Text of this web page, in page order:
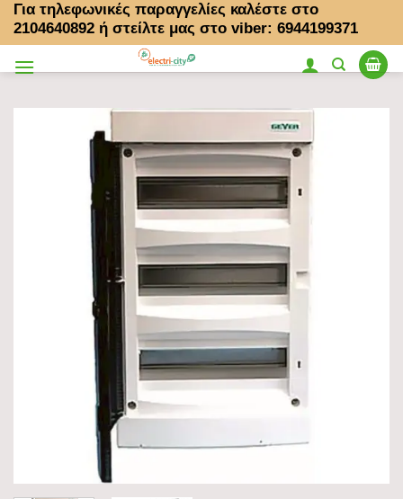
Μετάβαση
στο
Για τηλεφωνικές παραγγελίες καλέστε στο
2104640892 ή στείλτε μας στο viber: 6944199371